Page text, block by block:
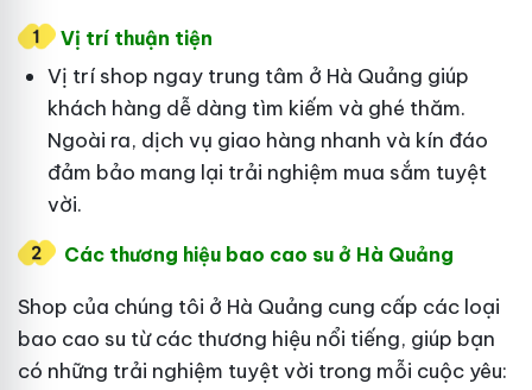
Vị trí thuận tiện
Vị trí shop ngay trung tâm ở Hà Quảng giúp
khách hàng dễ dàng tìm kiếm và ghé thăm.
Ngoài ra, dịch vụ giao hàng nhanh và kín đáo
đảm bảo mang lại trải nghiệm mua sắm tuyệt
vời.
Các thương hiệu bao cao su ở Hà Quảng
Shop của chúng tôi ở Hà Quảng cung cấp các loại
bao cao su từ các thương hiệu nổi tiếng, giúp bạn
có những trải nghiệm tuyệt vời trong mỗi cuộc yêu: